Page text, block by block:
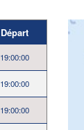
Départ
19:00:00
19:00:00
19:00:00